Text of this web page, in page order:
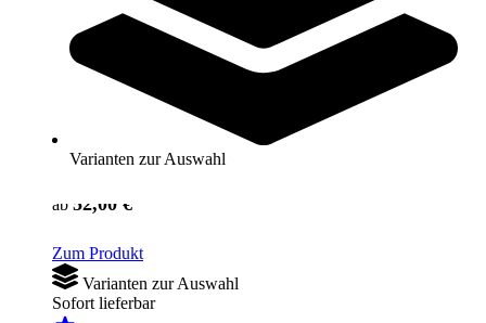
Varianten zur Auswahl
ab 52,00 €
Zum Produkt
Varianten zur Auswahl
Sofort lieferbar